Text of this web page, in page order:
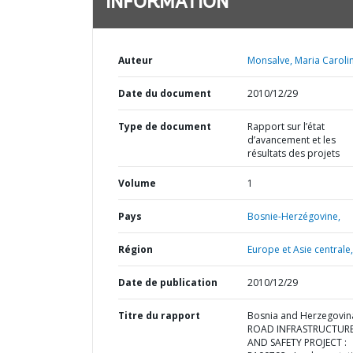
Auteur Monsalve, Maria
Date du document 2010/12/29
Type de document
Rapport sur l’état
d’avancement et les
résultats des projets
Volume 1
Pays Bosnie-Herzégovine,
Région Europe et Asie centrale,
Date de publication 2010/12/29
Titre du rapport
Bosnia and
ROAD
AND SAFETY PROJECT :